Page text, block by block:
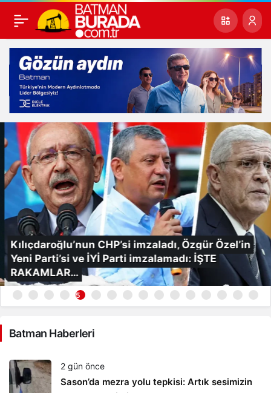
Kılıçdaroğlu’nun CHP’si imzaladı, Özgür Özel’in
Yeni Parti’si ve İYİ Parti imzalamadı: İŞTE
RAKAMLAR…
5
Batman Haberleri
2 gün önce
Sason’da mezra yolu tepkisi: Artık sesimizin